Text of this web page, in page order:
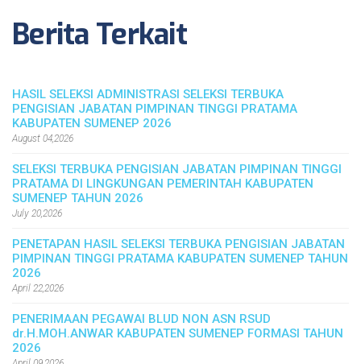
Berita Terkait
HASIL SELEKSI ADMINISTRASI SELEKSI TERBUKA
PENGISIAN JABATAN PIMPINAN TINGGI PRATAMA
KABUPATEN SUMENEP 2026
August 04,2026
SELEKSI TERBUKA PENGISIAN JABATAN PIMPINAN TINGGI
PRATAMA DI LINGKUNGAN PEMERINTAH KABUPATEN
SUMENEP TAHUN 2026
July 20,2026
PENETAPAN HASIL SELEKSI TERBUKA PENGISIAN JABATAN
PIMPINAN TINGGI PRATAMA KABUPATEN SUMENEP TAHUN
2026
April 22,2026
PENERIMAAN PEGAWAI BLUD NON ASN RSUD
dr.H.MOH.ANWAR KABUPATEN SUMENEP FORMASI TAHUN
2026